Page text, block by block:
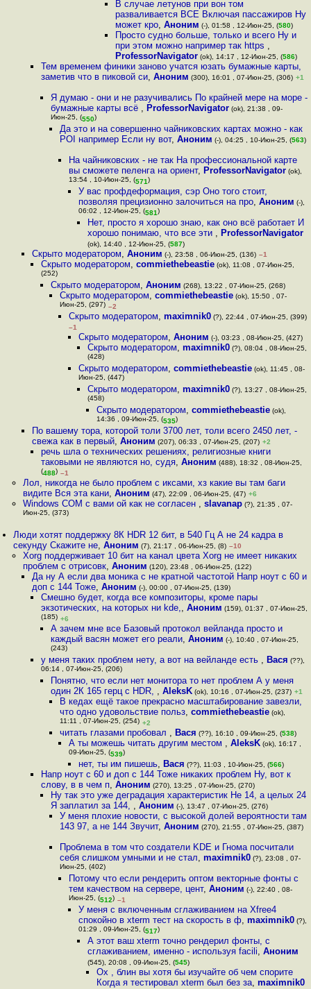
В случае летунов при вон том
разваливается ВСЕ Включая пассажиров Ну
может кро, Аноним (-), 01:58 , 12-Июн-25, (580)
Просто судно больше, только и всего Ну и
при этом можно например так https ,
ProfessorNavigator(ok), 14:17 , 12-Июн-25, (586)
Тем временем финики заново учатся юзать бумажные карты,
заметив что в пиковой си,Аноним (300), 16:01 , 07-Июн-25, (306) +1
Я думаю - они и не разучивались По крайней мере на море -
бумажные карты всё , ProfessorNavigator(ok), 21:38 , 09-
Июн-25, (550)
Да это и на совершенно чайниковских картах можно - как
POI например Если ну вот, Аноним (-), 04:25 , 10-Июн-25, (563)
На чайниковских - не так На профессиональной карте
вы сможете пеленга на ориент, ProfessorNavigator (ok),
13:54 , 10-Июн-25, (571)
У вас профдеформация, сэр Оно того стоит,
позволяя прецизионно залочиться на про, Аноним (-),
06:02 , 12-Июн-25, (581)
Нет, просто я хорошо знаю, как оно всё работает И
хорошо понимаю, что все эти , ProfessorNavigator
(ok), 14:40 , 12-Июн-25, (587)
Скрыто модератором, Аноним (-), 23:58 , 06-Июн-25, (136) –1
Скрыто модератором,commiethebeastie (ok), 11:08 , 07-Июн-25,
(252)
Скрыто модератором, Аноним (268), 13:22 , 07-Июн-25, (268)
Скрыто модератором, commiethebeastie(ok), 15:50 , 07-
Июн-25, (297) –2
Скрыто модератором,maximnik0 (?), 22:44 , 07-Июн-25, (399)
–1
Скрыто модератором, Аноним (-), 03:23 , 08-Июн-25, (427)
Скрыто модератором, maximnik0(?), 08:04 , 08-Июн-25,
(428)
Скрыто модератором, commiethebeastie(ok), 11:45 , 08-
Июн-25, (447)
Скрыто модератором, maximnik0(?), 13:27 , 08-Июн-25,
(458)
Скрыто модератором,commiethebeastie (ok),
14:36 , 09-Июн-25, (535)
По вашему тора, которой толи 3700 лет, толи всего 2450 лет, -
свежа как в первый, Аноним (207), 06:33 , 07-Июн-25, (207) +2
речь шла о технических решениях, религиозные книги
таковыми не являются но, судя,Аноним (488), 18:32 , 08-Июн-25,
(488) –1
Лол, никогда не было проблем с иксами, хз какие вы там баги
видите Вся эта кани, Аноним (47), 22:09 , 06-Июн-25, (47) +6
Windows COM с вами ой как не согласен , slavanap(?), 21:35 , 07-
Июн-25, (373)
Люди хотят поддержку 8К HDR 12 бит, в 540 Гц А не 24 кадра в
секунду Скажите не,Аноним (7), 21:17 , 06-Июн-25, (8) –10
Xorg поддерживает 10 бит на канал цвета Xorg не имеет никаких
проблем с отрисовк, Аноним (120), 23:48 , 06-Июн-25, (122)
Да ну А если два моника с не кратной частотой Напр ноут с 60 и
доп с 144 Тоже, Аноним (-), 00:00 , 07-Июн-25, (139)
Смешно будет, когда все композиторы, кроме пары
экзотических, на которых ни kde,,Аноним (159), 01:37 , 07-Июн-25,
(185) +6
А зачем мне все Базовый протокол вейланда просто и
каждый васян может его реали, Аноним (-), 10:40 , 07-Июн-25,
(243)
у меня таких проблем нету, а вот на вейланде есть , Вася (??),
06:14 , 07-Июн-25, (206)
Понятно, что если нет монитора то нет проблем А у меня
один 2К 165 герц с HDR, , AleksK(ok), 10:16 , 07-Июн-25, (237) +1
В кедах ещё такое прекрасно масштабирование завезли,
что одно удовольствие польз, commiethebeastie(ok),
11:11 , 07-Июн-25, (254) +2
читать глазами пробовал , Вася (??), 16:10 , 09-Июн-25, (538)
А ты можешь читать другим местом ,AleksK (ok), 16:17 ,
09-Июн-25, (539)
нет, ты им пишешь, Вася (??), 11:03 , 10-Июн-25, (566)
Напр ноут с 60 и доп с 144 Тоже никаких проблем Ну, вот к
слову, в в чем п,Аноним (270), 13:25 , 07-Июн-25, (270)
Ну так это уже деградация характеристик Не 14, а целых 24
Я заплатил за 144, , Аноним (-), 13:47 , 07-Июн-25, (276)
У меня плохие новости, с высокой долей вероятности там
143 97, а не 144 Звучит, Аноним (270), 21:55 , 07-Июн-25, (387)
Проблема в том что создатели KDE и Гнома посчитали
себя слишком умными и не стал, maximnik0(?), 23:08 , 07-
Июн-25, (402)
Потому что если рендерить оптом векторные фонты с
тем качеством на сервере, цент,Аноним (-), 22:40 , 08-
Июн-25, (512) –1
У меня с включенным сглаживанием на Xfree4
спокойно в xterm тест на скорость в ф, maximnik0(?),
01:29 , 09-Июн-25, (517)
А этот ваш xterm точно рендерил фонты, с
сглаживанием, именно - используя facili, Аноним
(545), 20:08 , 09-Июн-25, (545)
Ох , блин вы хотя бы изучайте об чем спорите
Когда я тестировал xterm был без за,maximnik0